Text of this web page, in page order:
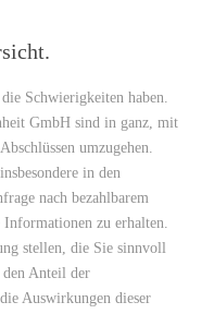
Schwierigkeiten haben.
GmbH sind in ganz, mit
umzugehen.
in den
nach bezahlbarem
zu erhalten.
stellen, die Sie sinnvoll
den Anteil der
Auswirkungen dieser